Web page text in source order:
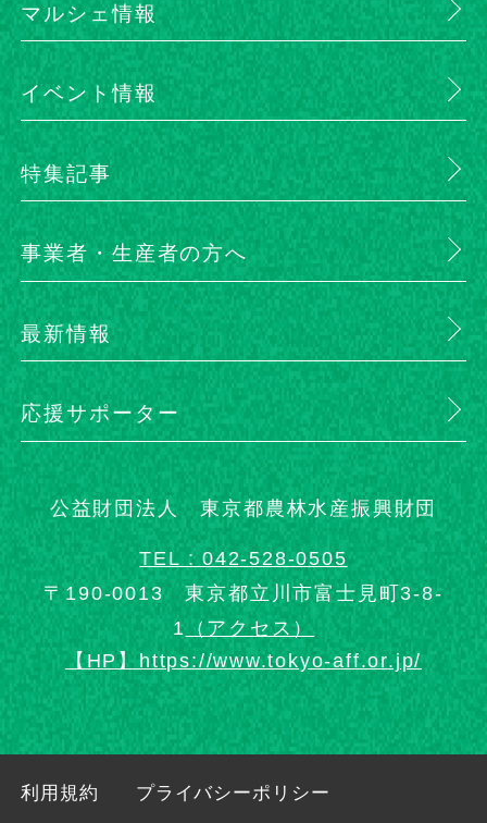
マルシェ情報
イベント情報
特集記事
事業者・生産者の方へ
最新情報
応援サポーター
公益財団法人 東京都農林水産振興財団
TEL : 042-528-0505
〒190-0013 東京都立川市富士見町3-8-
1 （アクセス）
【HP】https://www.tokyo-aff.or.jp/
利用規約 プライバシーポリシー